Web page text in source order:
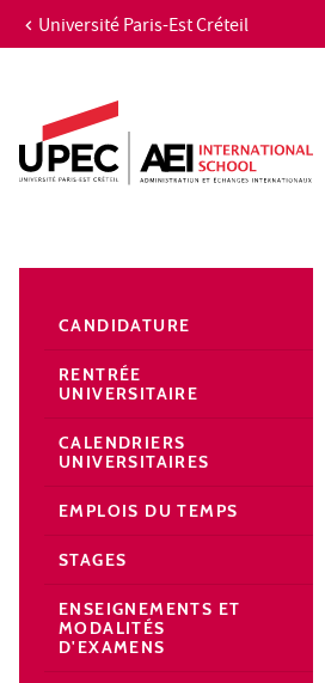
Aller au contenu
Recherche
Navigation secondaire
Université Paris-Est Créteil
CANDIDATURE
RENTRÉE
UNIVERSITAIRE
CALENDRIERS
UNIVERSITAIRES
EMPLOIS DU TEMPS
STAGES
ENSEIGNEMENTS ET
MODALITÉS
D'EXAMENS